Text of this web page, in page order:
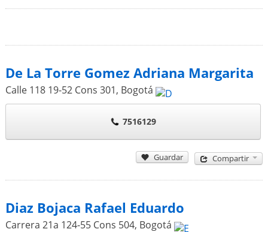
De La Torre Gomez Adriana Margarita
Calle 118 19-52 Cons 301, Bogotá
7516129
Guardar Compartir
Diaz Bojaca Rafael Eduardo
Carrera 21a 124-55 Cons 504, Bogotá